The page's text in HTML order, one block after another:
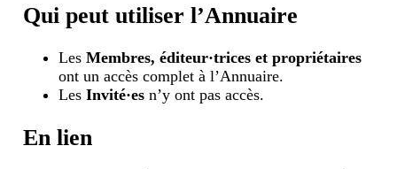
Qui peut utiliser l’Annuaire
Les Membres, éditeur·trices et propriétaires
ont un accès complet à l’Annuaire.
Les Invité·esn’y ont pas accès.
En lien